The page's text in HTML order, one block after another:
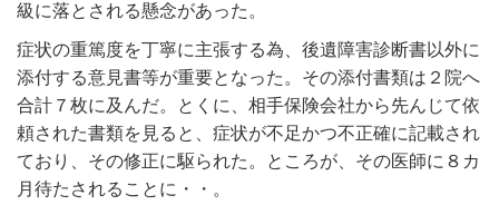
級に落とされる懸念があった。
症状の重篤度を丁寧に主張する為、後遺障害診断書以外に
添付する意見書等が重要となった。その添付書類は２院へ
合計７枚に及んだ。とくに、相手保険会社から先んじて依
頼された書類を見ると、症状が不足かつ不正確に記載され
ており、その修正に駆られた。ところが、その医師に８カ
月待たされることに・・。